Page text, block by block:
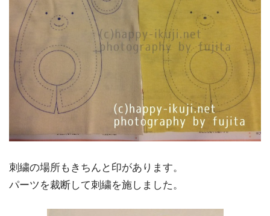
刺繍の場所もきちんと印があります。
パーツを裁断して刺繍を施しました。